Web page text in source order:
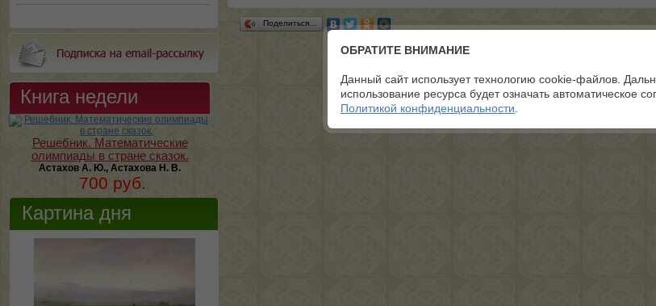
Книга недели
Решебник. Математические
олимпиады в стране сказок.
Астахов А. Ю., Астахова Н. В.
700 руб.
Картина дня
Поделиться…
ОБРАТИТЕ ВНИМАНИЕ
Данный сайт использует технологию cookie-файлов.
использование ресурса будет означать автоматическое
Политикой конфиденциальности